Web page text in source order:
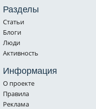
Разделы
Статьи
Блоги
Люди
Активность
Информация
О проекте
Правила
Реклама